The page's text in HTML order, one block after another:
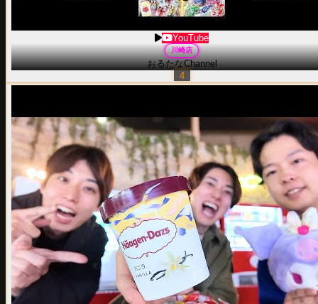
YouTube
川崎店
おるたなChannel
4